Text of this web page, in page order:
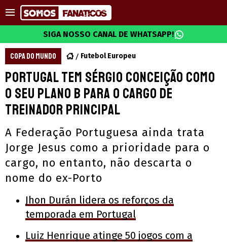
SIGA NOSSO CANAL DE WHATSAPP!
COPA DO MUNDO Futebol Europeu
Portugal tem Sérgio Conceição como
o seu plano b para o cargo de
treinador principal
A Federação Portuguesa ainda trata
Jorge Jesus como a prioridade para o
cargo, no entanto, não descarta o
nome do ex-Porto
Jhon Durán lidera os reforços da
temporada em Portugal
Luiz Henrique atinge 50 jogos com a